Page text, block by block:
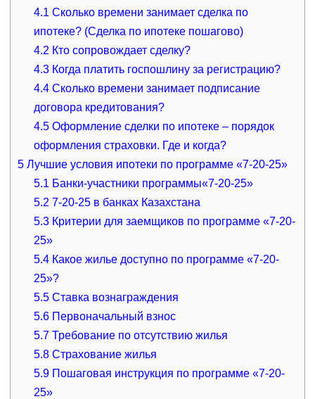
4.1 Сколько времени занимает сделка по
ипотеке? (Сделка по ипотеке пошагово)
4.2 Кто сопровождает сделку?
4.3 Когда платить госпошлину за регистрацию?
4.4 Сколько времени занимает подписание
договора кредитования?
4.5 Оформление сделки по ипотеке – порядок
оформления страховки. Где и когда?
5Лучшие условия ипотеки по программе «7-20-25»
5.1 Банки-участники программы«7-20-25»
5.2 7-20-25 в банках Казахстана
5.3 Критерии для заемщиков по программе «7-20-
25»
5.4 Какое жилье доступно по программе «7-20-
25»?
5.5 Ставка вознаграждения
5.6 Первоначальный взнос
5.7 Требование по отсутствию жилья
5.8 Страхование жилья
5.9 Пошаговая инструкция по программе «7-20-
25»